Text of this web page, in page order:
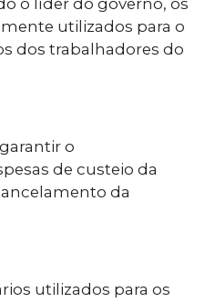
o líder do governo, os
utilizados para o
dos trabalhadores do
o
de custeio da
da
utilizados para os